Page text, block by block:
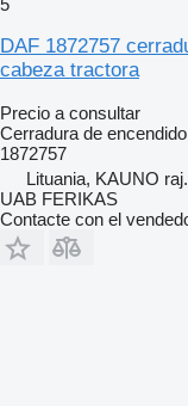
DAF 1872757
cabeza tractora
Precio a consultar
Cerradura de encendido
1872757
Lituania, KAUNO raj.
UAB FERIKAS
Contacte con el